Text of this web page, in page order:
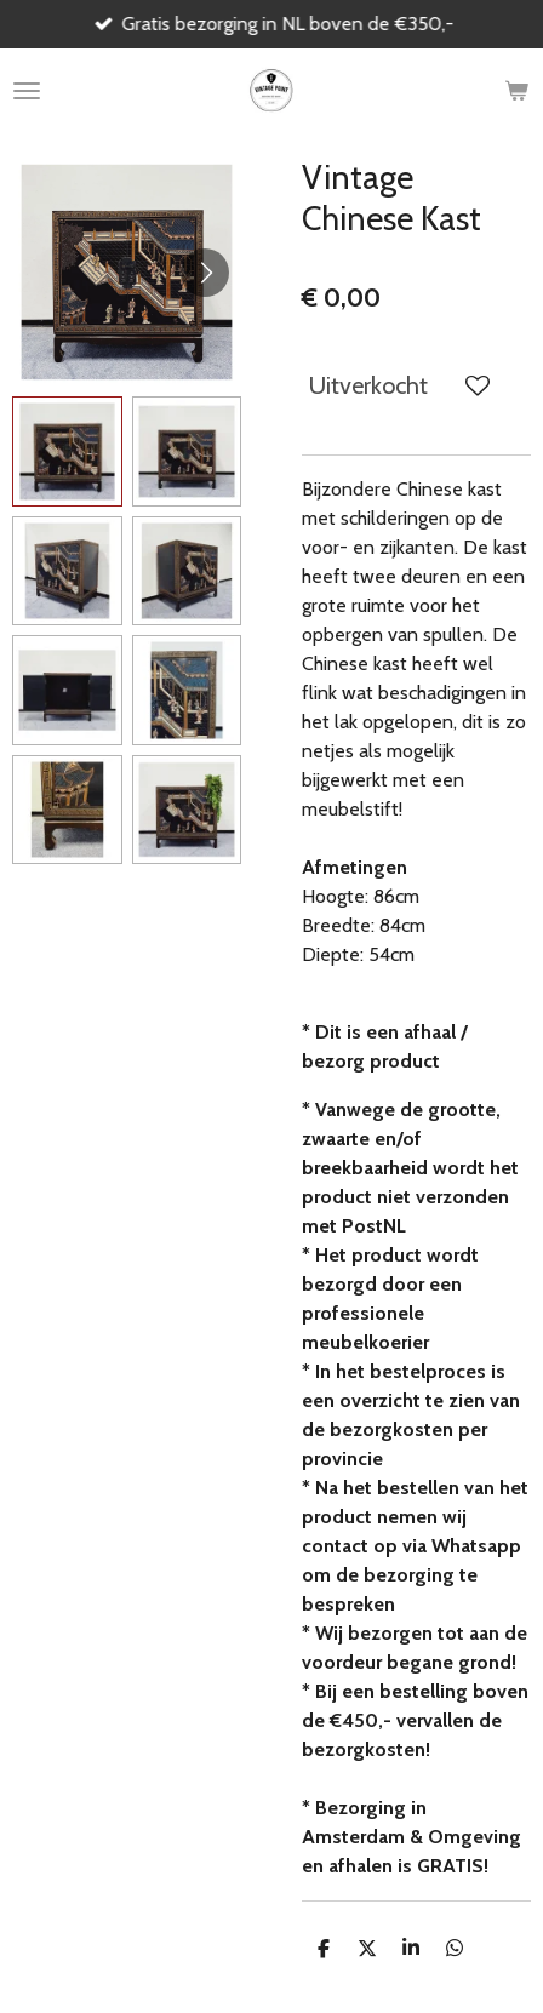
direct
naar
Gratis bezorging in NL boven de €350,-
Vintage
Chinese Kast
€ 0,00
Uitverkocht
Bijzondere Chinese kast
met schilderingen op de
voor- en zijkanten. De kast
heeft twee deuren en een
grote ruimte voor het
opbergen van spullen. De
Chinese kast heeft wel
flink wat beschadigingen in
het lak opgelopen, dit is zo
netjes als mogelijk
bijgewerkt met een
meubelstift!
Afmetingen
Hoogte: 86cm
Breedte: 84cm
Diepte: 54cm
* Dit is een afhaal /
bezorg product
* Vanwege de grootte,
zwaarte en/of
breekbaarheid wordt het
product niet verzonden
met PostNL
* Het product wordt
bezorgd door een
professionele
meubelkoerier
* In het bestelproces is
een overzicht te zien van
de bezorgkosten per
provincie
* Na het bestellen van het
product nemen wij
contact op via Whatsapp
om de bezorging te
bespreken
* Wij bezorgen tot aan de
voordeur begane grond!
* Bij een bestelling boven
de €450,- vervallen de
bezorgkosten!
* Bezorging in
Amsterdam & Omgeving
en afhalen is GRATIS!
D
D
S
D